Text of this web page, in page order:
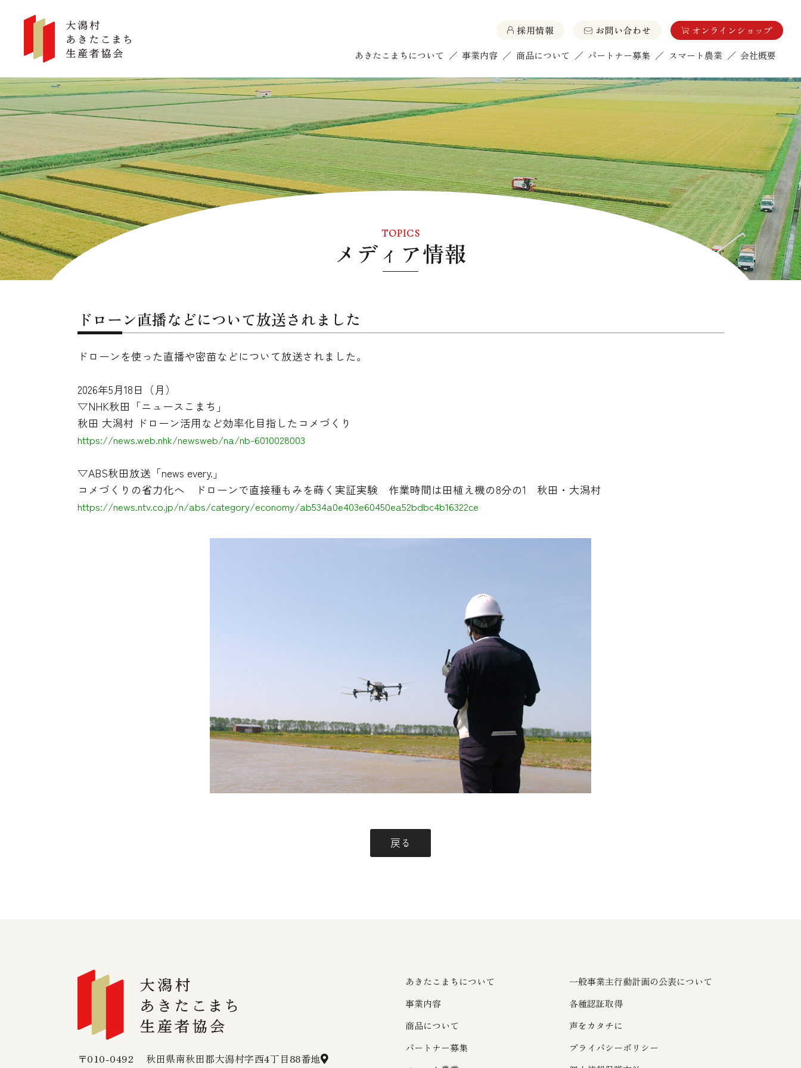
あきたこまちについて ／ 事業内容 ／ 商品について ／ パートナー募集 ／ スマート農業 ／ 会社概要
採用情報 お問い合わせ オンラインショップ
TOPICS
メディア情報
ドローン直播などについて放送されました
ドローンを使った直播や密苗などについて放送されました。
2026年5月18日（月）
▽NHK秋田「ニュースこまち」
秋田 大潟村 ドローン活用など効率化目指したコメづくり
https://news.web.nhk/newsweb/na/nb-6010028003
▽ABS秋田放送「news every.」
コメづくりの省力化へ ドローンで直接種もみを蒔く実証実験 作業時間は田植え機の8分の1 秋田・大潟村
https://news.ntv.co.jp/n/abs/category/economy/ab534a0e403e60450ea52bdbc4b16322ce
戻る
〒010-0492 秋田県南秋田郡大潟村字西4丁目88番地
あきたこまちについて
事業内容
商品について
パートナー募集
一般事業主行動計画の公表について
各種認証取得
声をカタチに
プライバシーポリシー